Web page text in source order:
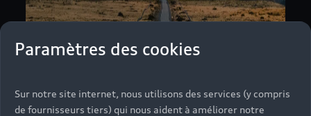
Paramètres des cookies
Sur notre site internet, nous utilisons des services (y compris
de fournisseurs tiers) qui nous aident à améliorer notre